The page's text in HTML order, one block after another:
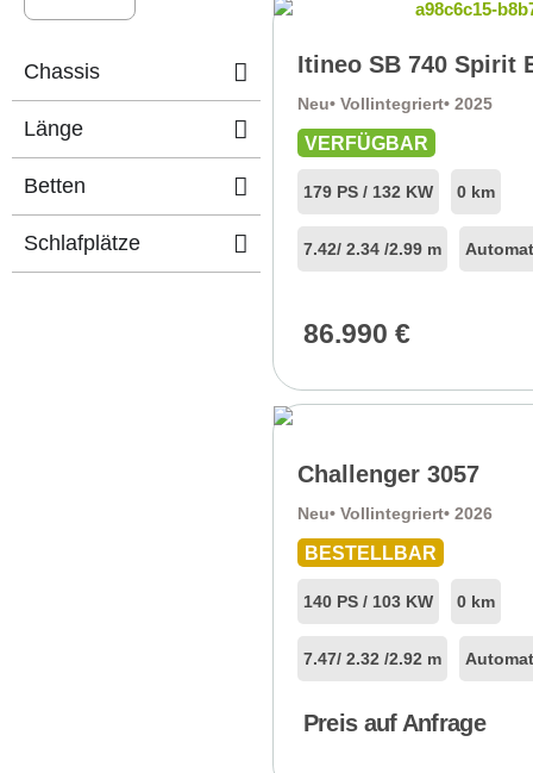
Chassis
Länge
Betten
Schlafplätze
Itineo SB 740 Spirit
Neu• Vollintegriert• 2025
VERFÜGBAR
179 PS / 132 KW 0 km
7.42/ 2.34 /2.99 m
86.990 €
Challenger 3057
Neu• Vollintegriert• 2026
BESTELLBAR
140 PS / 103 KW 0 km
7.47/ 2.32 /2.92 m
Preis auf Anfrage